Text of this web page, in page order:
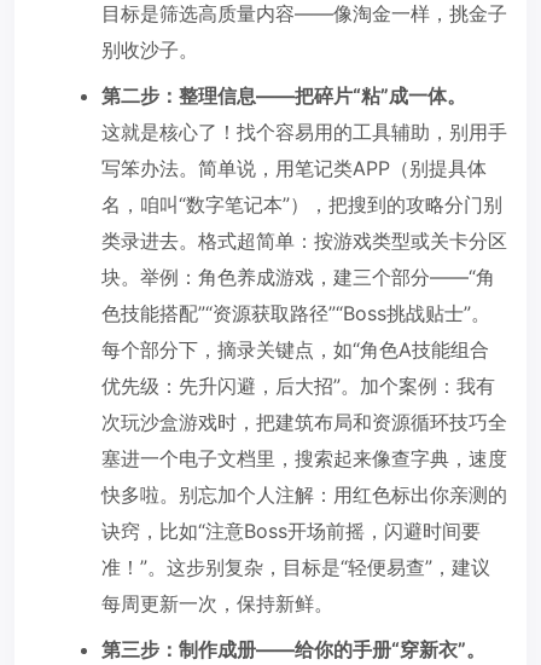
目标是筛选高质量内容——像淘金一样，挑金子
别收沙子。
第二步：整理信息——把碎片“粘”成一体。
这就是核心了！找个容易用的工具辅助，别用手
写笨办法。简单说，用笔记类APP（别提具体
名，咱叫“数字笔记本”），把搜到的攻略分门别
类录进去。格式超简单：按游戏类型或关卡分区
块。举例：角色养成游戏，建三个部分——“角
色技能搭配”“资源获取路径”“Boss挑战贴士”。
每个部分下，摘录关键点，如“角色A技能组合
优先级：先升闪避，后大招”。加个案例：我有
次玩沙盒游戏时，把建筑布局和资源循环技巧全
塞进一个电子文档里，搜索起来像查字典，速度
快多啦。别忘加个人注解：用红色标出你亲测的
诀窍，比如“注意Boss开场前摇，闪避时间要
准！”。这步别复杂，目标是“轻便易查”，建议
每周更新一次，保持新鲜。
第三步：制作成册——给你的手册“穿新衣”。